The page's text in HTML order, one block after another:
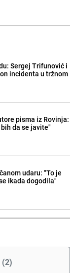
Sergej Trifunović i
incidenta u tržnom
pisma iz Rovinja:
da se javite"
udaru: "To je
ikada dogodila"
(2)